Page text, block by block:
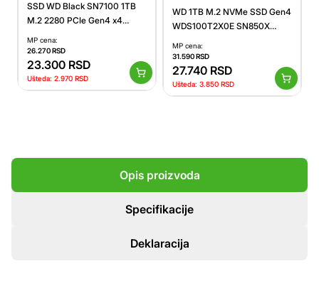
SSD WD Black SN7100 1TB
M.2 2280 PCIe Gen4 x4
NVMe Read/Wri
MP cena:
26.270RSD
23.300 RSD
Ušteda: 2.970 RSD
WD 1TB M.2 NVMe SSD Gen4
WDS100T2X0E SN850X
MP cena:
31.590RSD
27.740 RSD
Ušteda: 3.850 RSD
Opis proizvoda
Specifikacije
Deklaracija